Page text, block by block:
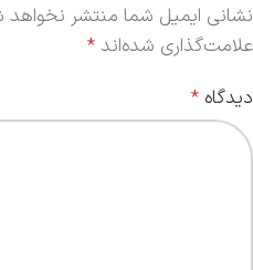
نشانی ایمیل شما منتشر
علامت‌گذاری شده‌اند *
دیدگاه *